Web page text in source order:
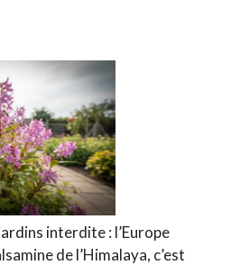
interdite : l’Europe
de l’Himalaya, c’est